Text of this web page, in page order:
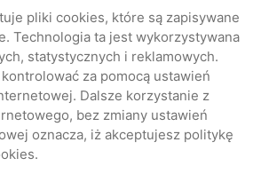
pliki cookies, które są zapisywane
Technologia ta jest wykorzystywana
statystycznych i reklamowych.
za pomocą ustawień
Dalsze korzystanie z
bez zmiany ustawień
oznacza, iż akceptujesz politykę